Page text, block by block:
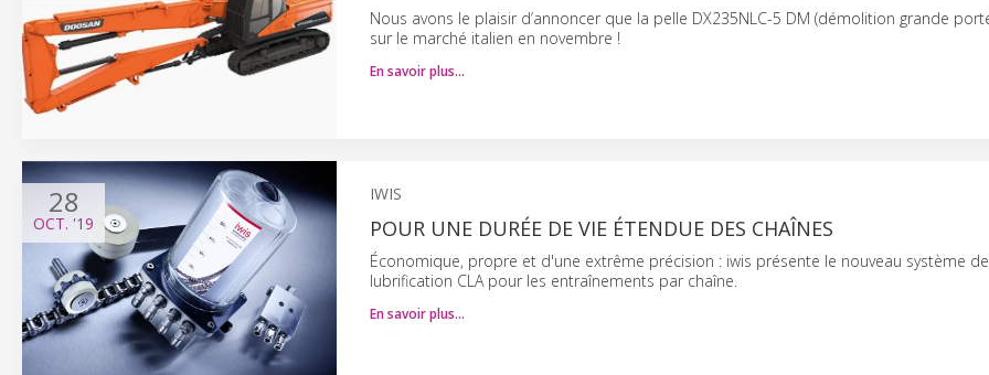
Nous avons le plaisir d’annoncer que la pelle DX235NLC-5 DM (démolition grande
sur le marché italien en novembre !
En savoir plus…
28
OCT. '19
IWIS
POUR UNE DURÉE DE VIE ÉTENDUE DES CHAÎNES
Économique, propre et d'une extrême précision : iwis présente le nouveau système de
lubrification CLA pour les entraînements par chaîne.
En savoir plus…